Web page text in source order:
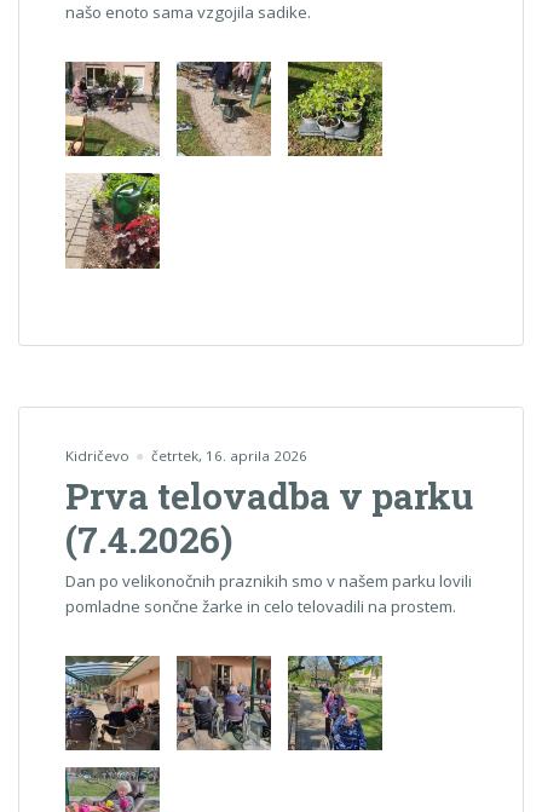
našo enoto sama vzgojila sadike.
Kidričevo četrtek, 16. aprila 2026
Prva telovadba v parku
(7.4.2026)
Dan po velikonočnih praznikih smo v našem parku lovili
pomladne sončne žarke in celo telovadili na prostem.